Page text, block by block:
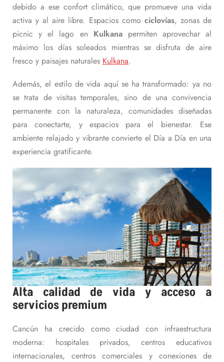
debido a ese confort climático, que promueve una vida
activa y al aire libre. Espacios como ciclovías, zonas de
picnic y el lago en Kulkanapermiten aprovechar al
máximo los días soleados mientras se disfruta de aire
fresco y paisajes naturales Kulkana.
Además, el estilo de vida aquí se ha transformado: ya no
se trata de visitas temporales, sino de una convivencia
permanente con la naturaleza, comunidades diseñadas
para conectarte, y espacios para el bienestar. Ese
ambiente relajado y vibrante convierte el Día a Día en una
experiencia gratificante.
Alta calidad de vida y acceso a
servicios premium
Cancún ha crecido como ciudad con infraestructura
moderna: hospitales privados, centros educativos
internacionales, centros comerciales y conexiones de